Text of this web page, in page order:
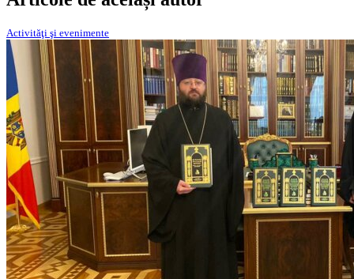
Activităţi şi evenimente